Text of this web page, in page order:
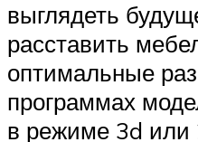
выглядеть
расставить
оптимальные
программах
в режиме 3d или